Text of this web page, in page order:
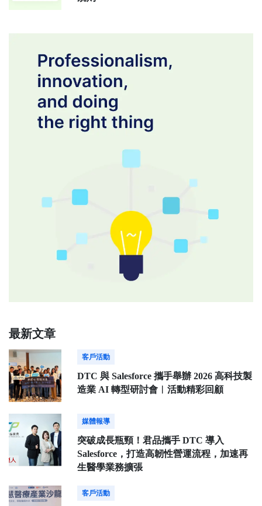
最新文章
客戶活動
DTC 與 Salesforce 攜手舉辦 2026 高科技製
造業 AI 轉型研討會︱活動精彩回顧
媒體報導
突破成長瓶頸！君品攜手 DTC 導入
Salesforce，打造高韌性營運流程，加速再
生醫學業務擴張
客戶活動